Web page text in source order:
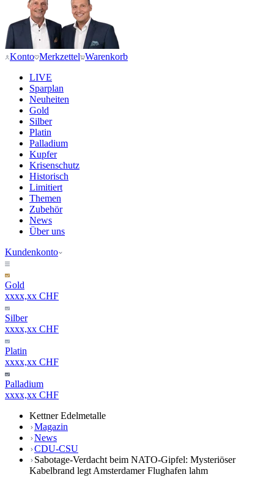
Konto Merkzettel Warenkorb
LIVE
Sparplan
Neuheiten
Gold
Silber
Platin
Palladium
Kupfer
Krisenschutz
Historisch
Limitiert
Themen
Zubehör
News
Über uns
Kundenkonto
Gold
xxxx,xx CHF
Silber
xxxx,xx CHF
Platin
xxxx,xx CHF
Palladium
xxxx,xx CHF
Kettner Edelmetalle
Magazin
News
CDU-CSU
Sabotage-Verdacht beim NATO-Gipfel: Mysteriöser
Kabelbrand legt Amsterdamer Flughafen lahm